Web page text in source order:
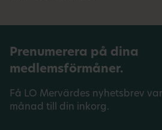
Prenumerera på dina
medlemsförmåner.
Få LO Mervärdes nyhetsbrev
månad till din inkorg.